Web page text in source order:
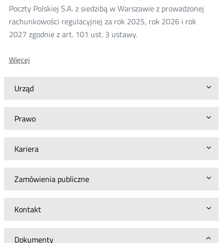
Urząd
Prawo
Kariera
Zamówienia publiczne
Kontakt
Dokumenty
Poczty Polskiej S.A. z siedzibą w Warszawie z prowadzonej
rachunkowości regulacyjnej za rok 2025, rok 2026 i rok
2027 zgodnie z art. 101 ust. 3 ustawy.
WięcejO:
w
sprawie
rocznych
Polskiej
rachunkowości
regulacyjnej